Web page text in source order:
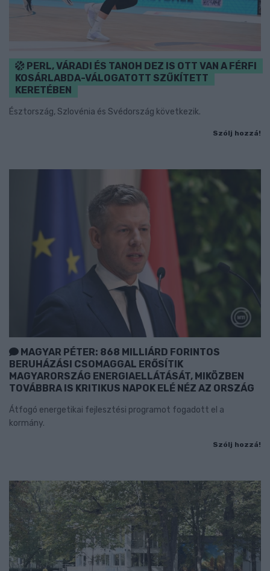
PERL, VÁRADI ÉS TANOH DEZ IS OTT VAN A FÉRFI
KOSÁRLABDA-VÁLOGATOTT SZŰKÍTETT
KERETÉBEN
Észtország, Szlovénia és Svédország következik.
Szólj hozzá!
MAGYAR PÉTER: 868 MILLIÁRD FORINTOS
BERUHÁZÁSI CSOMAGGAL ERŐSÍTIK
MAGYARORSZÁG ENERGIAELLÁTÁSÁT, MIKÖZBEN
TOVÁBBRA IS KRITIKUS NAPOK ELÉ NÉZ AZ ORSZÁG
Átfogó energetikai fejlesztési programot fogadott el a
kormány.
Szólj hozzá!